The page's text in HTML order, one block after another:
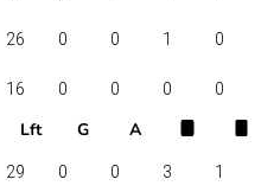
26 0 0 1 0
16 0 0 0 0
Lft G A
29 0 0 3 1